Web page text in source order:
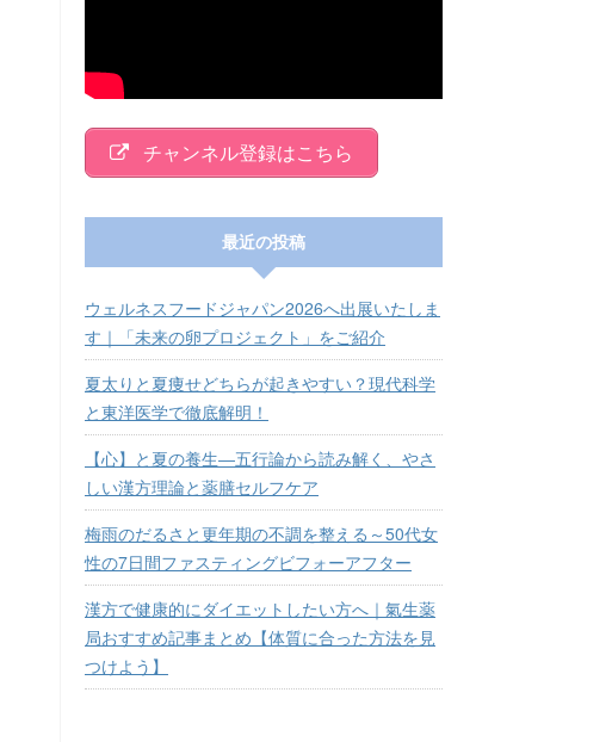
チャンネル登録はこちら
最近の投稿
ウェルネスフードジャパン2026へ出展いたしま
す｜「未来の卵プロジェクト」をご紹介
夏太りと夏痩せどちらが起きやすい？現代科学
と東洋医学で徹底解明！
【心】と夏の養生―五行論から読み解く、やさ
しい漢方理論と薬膳セルフケア
梅雨のだるさと更年期の不調を整える～50代女
性の7日間ファスティングビフォーアフター
漢方で健康的にダイエットしたい方へ｜氣生薬
局おすすめ記事まとめ【体質に合った方法を見
つけよう】